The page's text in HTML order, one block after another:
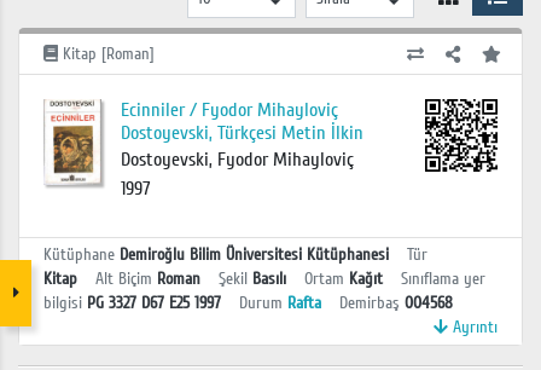
Kitap [Roman]
Ecinniler / Fyodor Mihayloviç
Dostoyevski, Türkçesi Metin İlkin
Dostoyevski, Fyodor Mihayloviç
1997
Kütüphane Demiroğlu Bilim Üniversitesi Kütüphanesi
Tür
Kitap
Alt Biçim Roman Şekil Basılı Ortam Kağıt
Sınıflama yer
bilgisi PG 3327 D67 E25 1997 Durum Rafta Demirbaş 004568
Ayrıntı